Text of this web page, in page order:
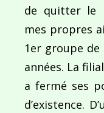
de quitter le
mes propres
1er groupe
années. La
a fermé ses
d’existence.